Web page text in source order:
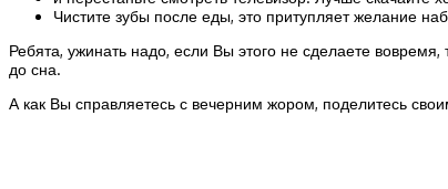
Чистите зубы после еды, это притупляет желание
Ребята, ужинать надо, если Вы этого не сделаете
до сна.
А как Вы справляетесь с вечерним жором, поделитесь